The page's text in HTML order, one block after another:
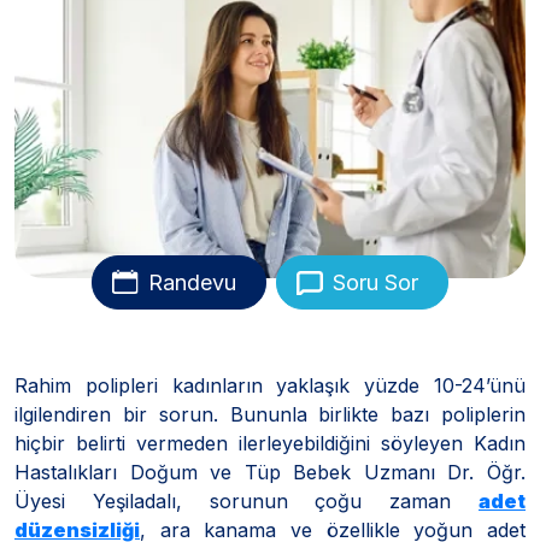
Randevu Soru Sor
Rahim polipleri kadınların yaklaşık yüzde 10-24’ünü
ilgilendiren bir sorun. Bununla birlikte bazı poliplerin
hiçbir belirti vermeden ilerleyebildiğini söyleyen Kadın
Hastalıkları Doğum ve Tüp Bebek Uzmanı Dr. Öğr.
Üyesi Yeşiladalı, sorunun çoğu zaman adet
düzensizliği, ara kanama ve özellikle yoğun adet